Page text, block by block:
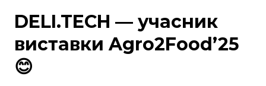
DELI.TECH — учасник
виставки Agro2Food’25
😊